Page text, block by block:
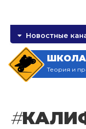
Новостные
Теория и
#